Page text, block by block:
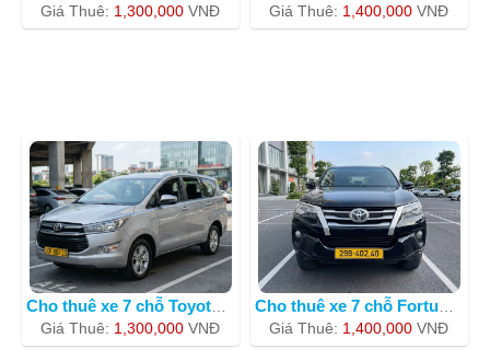
Giá Thuê: 1,300,000 VNÐ
Giá Thuê: 1,400,000 VNÐ
Giá Thuê: 1,300,000 VNÐ
Giá Thuê: 1,400,000 VNÐ